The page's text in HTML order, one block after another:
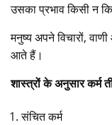
उसका प्रभाव किसी न
मनुष्य अपने विचारों,
आते हैं।
शास्त्रों के अनुसार कर्म
संचित कर्म